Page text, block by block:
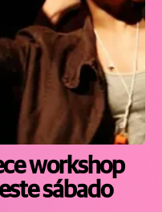
workshop
sábado